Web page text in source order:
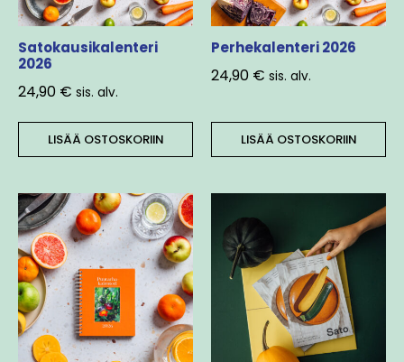
Satokausikalenteri
2026
24,90 € sis. alv.
LISÄÄ OSTOSKORIIN
Perhekalenteri 2026
24,90 € sis. alv.
LISÄÄ OSTOSKORIIN